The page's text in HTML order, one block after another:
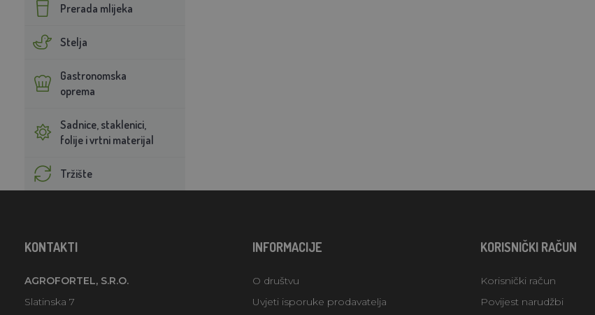
Prerada mlijeka
Stelja
Gastronomska
oprema
Sadnice, staklenici,
folije i vrtni materijal
Tržište
KONTAKTI
AGROFORTEL, S.R.O.
Slatinska 7
INFORMACIJE
O društvu
Uvjeti isporuke prodavatelja
KORISNIČKI RAČUN
Korisnički račun
Povijest narudžbi